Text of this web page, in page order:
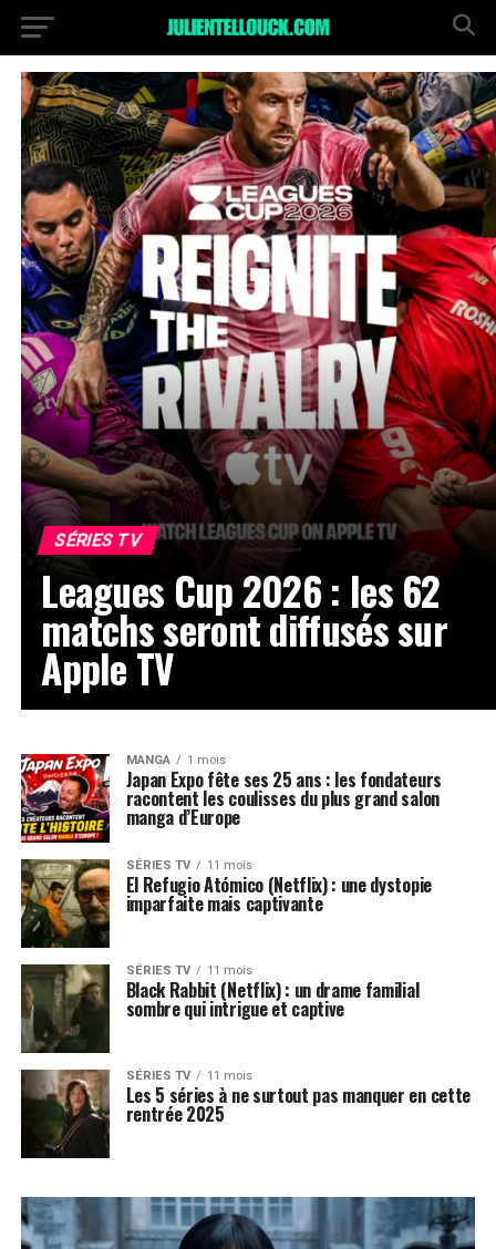
SÉRIES TV
Leagues Cup 2026 : les 62
matchs seront diffusés sur
Apple TV
MANGA 1 mois
Japan Expo fête ses 25 ans : les fondateurs
racontent les coulisses du plus grand salon
manga d’Europe
SÉRIES TV 11 mois
El Refugio Atómico (Netflix) : une dystopie
imparfaite mais captivante
SÉRIES TV 11 mois
Black Rabbit (Netflix) : un drame familial
sombre qui intrigue et captive
SÉRIES TV 11 mois
Les 5 séries à ne surtout pas manquer en cette
rentrée 2025